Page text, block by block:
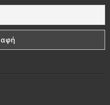
τα παιδιά να